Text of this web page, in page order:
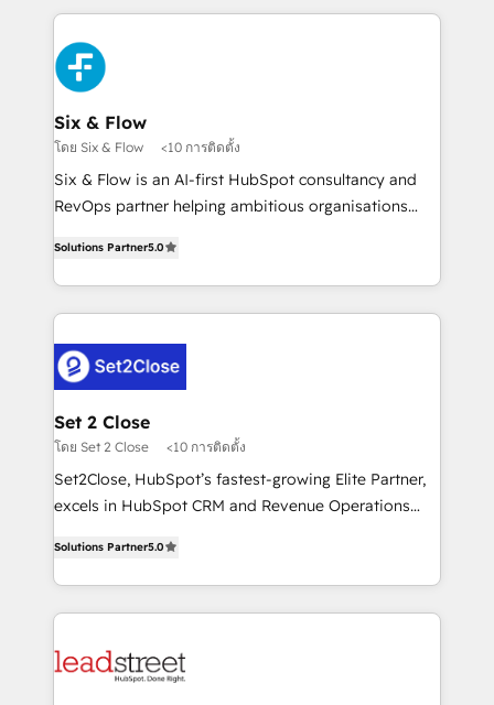
complex use cases 🏆 CRM Implementation,
Platform Enablement, Custom Integration and
Certified
concreto de tu operación en HubSpot. La entrega
toma de 1 a 3 semanas por caso, abordamos varios
en paralelo cuando tiene sentido, y siempre
confirmamos resultados antes de seguir avanzando.
Empiezas a ver resultados antes de que termine el
mes. 🏆 HubSpot Partner of the Year 2022, máximo
reconocimiento del ecosistema. Elite Solutions
Partner, el nivel más alto. +700 clientes
Hospital ABC, Hogares Unión, Yves Rocher,
MacStore, Café Britt, Bella Piel, confiaron en
respuestas para empezar. Te ayudamos a identificar
el primer caso de uso que más impacto te dará.
días.
Six & Flow
โดย Six & Flow <10 การติดตั้ง
Six & Flow is an AI-first HubSpot consultancy and
RevOps partner helping ambitious organisations
Operating across the UK, Netherlands, Ireland, and
Canada, we’ve delivered thousands of successful
HubSpot projects for mid-market and enterprise
combine HubSpot, data, and AI to design connected
go-to-market systems that align people, process,
and technology for predictable, scalable revenue
growth. Our expertise spans RevOps, CRM and data
architecture, AI enablement, and strategic marketing,
delivered through our proprietary FLAIR framework
Partner and ISO 27001:2022 certified consultancy,
we blend strategy, creativity, and technology to help
Solutions Partner5.0
Set 2 Close
โดย Set 2 Close <10 การติดตั้ง
Set2Close, HubSpot’s fastest-growing Elite Partner,
excels in HubSpot CRM and Revenue Operations
As a top HubSpot Elite Partner, we specialize in
custom HubSpot CRM solutions. Our experts design,
implement, and optimize systems to enhance user
marketing, and service teams. From setup to
Solutions Partner5.0